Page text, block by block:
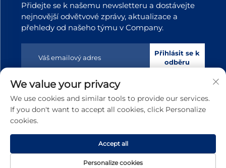
Přidejte se k našemu newsletteru a dostávejte
nejnovější odvětvové zprávy, aktualizace a
přehledy od našeho týmu v Company.
Přihlásit se k
odběru
Copyright © 2025 Dongguan Tianji Transmission Technology
s.r.o. Všechna práva vyhrazena
Zásady ochrany soukromí
We value your privacy
We use cookies and similar tools to provide our services.
If you don't want to accept all cookies, click Personalize
cookies.
Personalize cookies
Accept all